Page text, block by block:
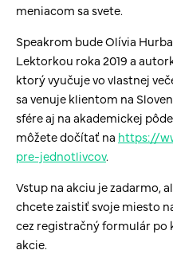
meniacom sa svete.
Speakrom bude Olívia
Lektorkou roka 2019 a
ktorý vyučuje vo vlastnej
sa venuje klientom na
sfére aj na akademickej
môžete dočítať na https://
pre-jednotlivcov.
Vstup na akciu je zadarmo,
chcete zaistiť svoje miesto
cez registračný formulár po
akcie.